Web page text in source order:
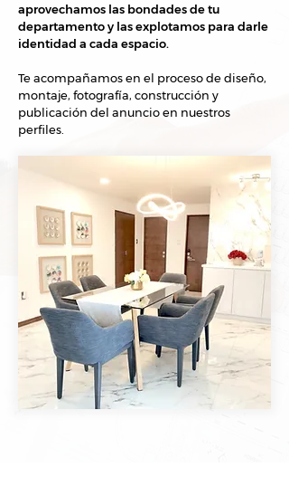
aprovechamos las bondades de tu
departamento y las explotamos para darle
identidad a cada espacio.
Te acompañamos en el proceso de diseño,
montaje, fotografía, construcción y
publicación del anuncio en nuestros
perfiles.